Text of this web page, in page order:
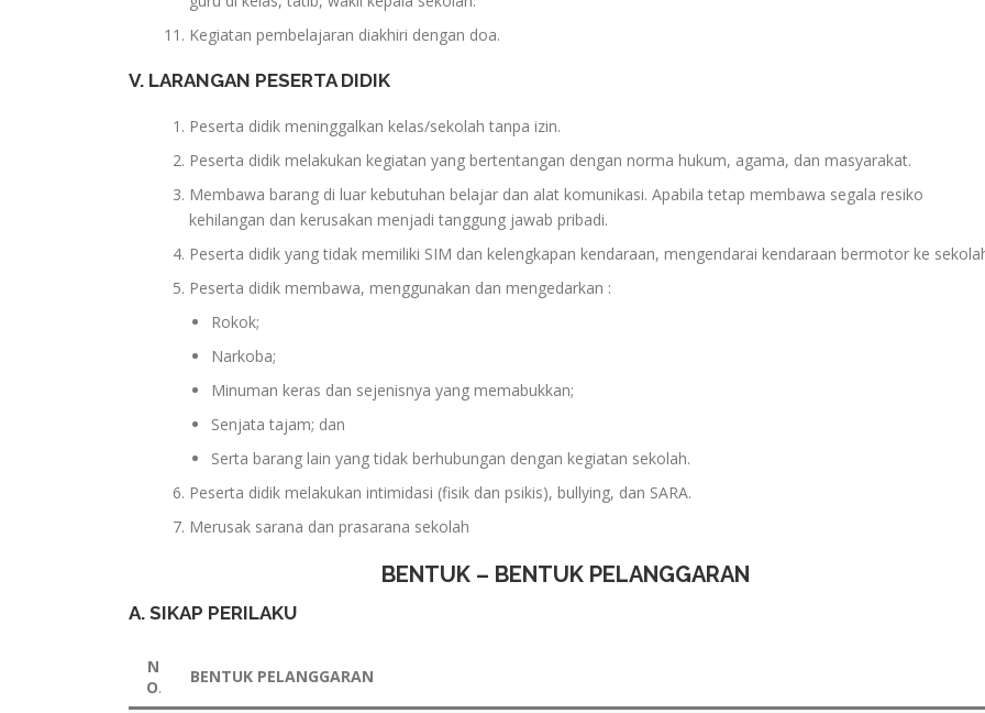
Kegiatan pembelajaran diakhiri dengan doa.
V. LARANGAN PESERTA DIDIK
Peserta didik meninggalkan kelas/sekolah tanpa izin.
Peserta didik melakukan kegiatan yang bertentangan dengan norma hukum, agama, dan masyarakat.
Membawa barang di luar kebutuhan belajar dan alat komunikasi. Apabila tetap membawa segala resiko
kehilangan dan kerusakan menjadi tanggung jawab pribadi.
Peserta didik yang tidak memiliki SIM dan kelengkapan kendaraan, mengendarai kendaraan bermotor ke
Peserta didik membawa, menggunakan dan mengedarkan :
Rokok;
Narkoba;
Minuman keras dan sejenisnya yang memabukkan;
Senjata tajam; dan
Serta barang lain yang tidak berhubungan dengan kegiatan sekolah.
Peserta didik melakukan intimidasi (fisik dan psikis), bullying, dan SARA.
Merusak sarana dan prasarana sekolah
BENTUK – BENTUK PELANGGARAN
A. SIKAP PERILAKU
N
O.
BENTUK PELANGGARAN